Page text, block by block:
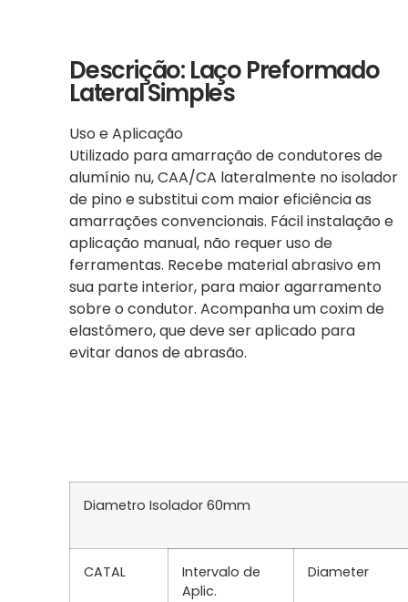
Descrição: Laço Preformado
Lateral Simples
Uso e Aplicação
Utilizado para amarração de condutores de
alumínio nu, CAA/CA lateralmente no isolador
de pino e substitui com maior eficiência as
amarrações convencionais. Fácil instalação e
aplicação manual, não requer uso de
ferramentas. Recebe material abrasivo em
sua parte interior, para maior agarramento
sobre o condutor. Acompanha um coxim de
elastômero, que deve ser aplicado para
evitar danos de abrasão.
Diametro Isolador 60mm
CATAL
Intervalo de
Aplic.
Diameter